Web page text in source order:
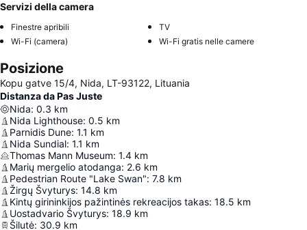
Servizi della camera
Finestre apribili
TV
Wi-Fi (camera)
Wi-Fi gratis nelle camere
Posizione
Kopu gatve 15/4, Nida, LT-93122, Lituania
Distanza da Pas Juste
Nida: 0.3 km
Nida Lighthouse: 0.5 km
Parnidis Dune: 1.1 km
Nida Sundial: 1.1 km
Thomas Mann Museum: 1.4 km
Marių mergelio atodanga: 2.6 km
Pedestrian Route "Lake Swan": 7.8 km
Žirgų Švyturys: 14.8 km
Kintų girininkijos pažintinės rekreacijos takas: 18.5 km
Uostadvario Švyturys: 18.9 km
Šilutė: 30.9 km